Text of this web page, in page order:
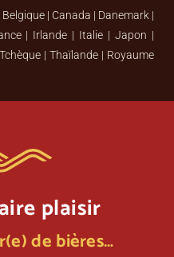
| Canada | Danemark |
| Irlande | Italie | Japon |
| Thaïlande | Royaume
plaisir
de bières…